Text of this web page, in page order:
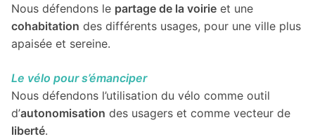
Nous défendons le partage de la voirie et une
cohabitation des différents usages, pour une ville plus
apaisée et sereine.
Le vélo pour s’émanciper
Nous défendons l’utilisation du vélo comme outil
d’autonomisation des usagers et comme vecteur de
liberté.